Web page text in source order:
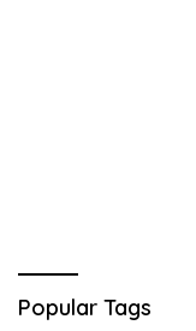
Popular Tags